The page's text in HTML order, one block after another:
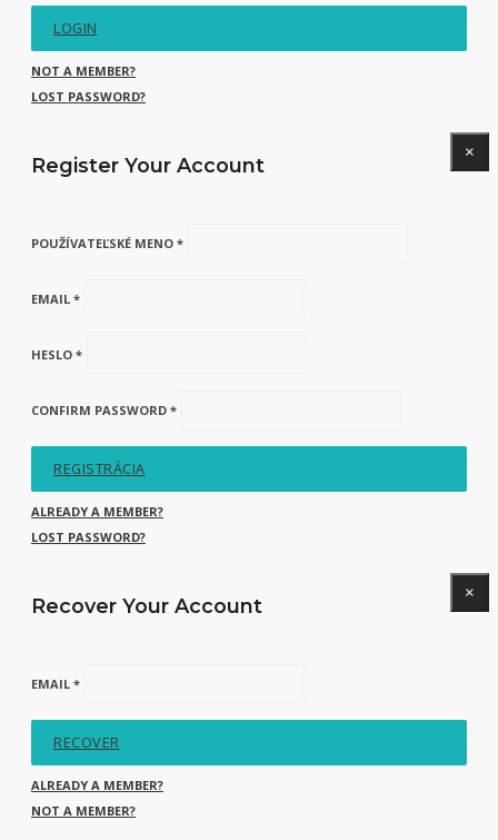
LOGIN
NOT A MEMBER?
LOST PASSWORD?
Register Your Account
×
POUŽÍVATEĽSKÉ MENO *
EMAIL *
HESLO *
CONFIRM PASSWORD *
REGISTRÁCIA
ALREADY A MEMBER?
LOST PASSWORD?
Recover Your Account
×
EMAIL *
RECOVER
ALREADY A MEMBER?
NOT A MEMBER?